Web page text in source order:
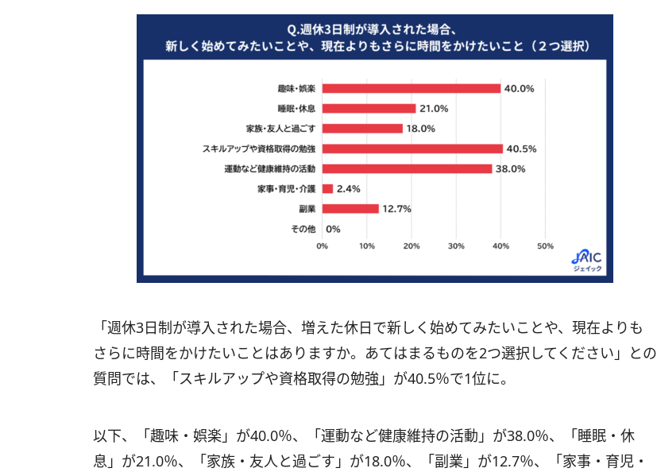
「週休3日制が導入された場合、増えた休日で新しく始めてみたいことや、現在よりも
さらに時間をかけたいことはありますか。あてはまるものを2つ選択してください」との
質問では、「スキルアップや資格取得の勉強」が40.5％で1位に。
以下、「趣味・娯楽」が40.0％、「運動など健康維持の活動」が38.0％、「睡眠・休
息」が21.0％、「家族・友人と過ごす」が18.0％、「副業」が12.7％、「家事・育児・